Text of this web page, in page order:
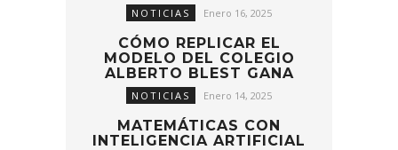
NOTICIAS Enero 16, 2025
CÓMO REPLICAR EL
MODELO DEL COLEGIO
ALBERTO BLEST GANA
NOTICIAS Enero 14, 2025
MATEMÁTICAS CON
INTELIGENCIA ARTIFICIAL